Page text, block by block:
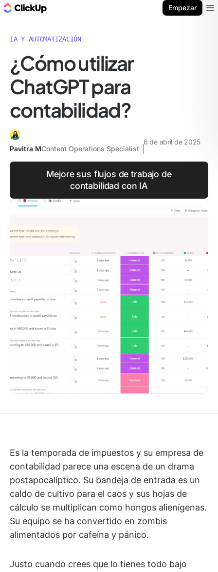
Empezar
IA Y AUTOMATIZACIÓN
¿Cómo utilizar
ChatGPT para
contabilidad?
Pavitra MContent Operations Specialist
6 de abril de 2025
Mejore sus flujos de trabajo de
contabilidad con IA
Es la temporada de impuestos y su empresa de
contabilidad parece una escena de un drama
postapocalíptico. Su bandeja de entrada es un
caldo de cultivo para el caos y sus hojas de
cálculo se multiplican como hongos alienígenas.
Su equipo se ha convertido en zombis
alimentados por cafeína y pánico.
Justo cuando crees que lo tienes todo bajo